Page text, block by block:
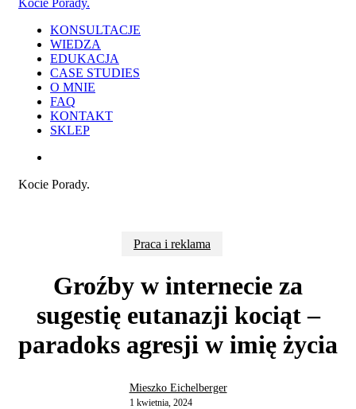
Kocie Porady.
search
Menu
KONSULTACJE
WIEDZA
EDUKACJA
CASE STUDIES
O MNIE
FAQ
KONTAKT
SKLEP
Kocie Porady.
Praca i reklama
Groźby w internecie za
sugestię eutanazji kociąt –
paradoks agresji w imię życia
Mieszko Eichelberger
1 kwietnia, 2024